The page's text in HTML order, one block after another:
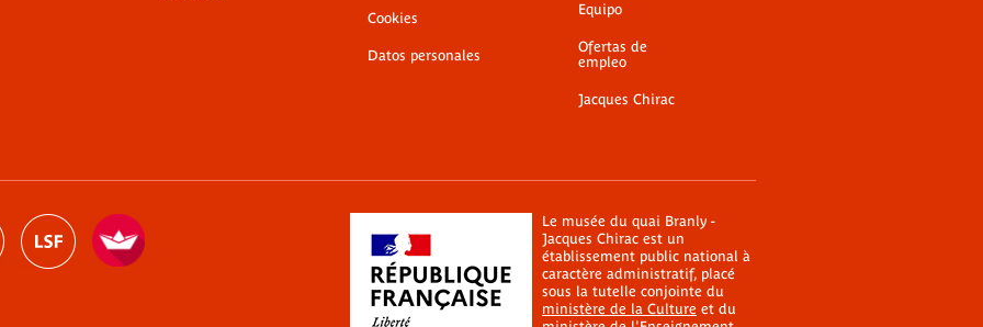
Cookies
Datos personales
Equipo
Ofertas de
empleo
Jacques Chirac
Le musée du quai Branly -
Jacques Chirac est un
établissement public national à
caractère administratif, placé
sous la tutelle conjointe du
ministère de la Culture et du